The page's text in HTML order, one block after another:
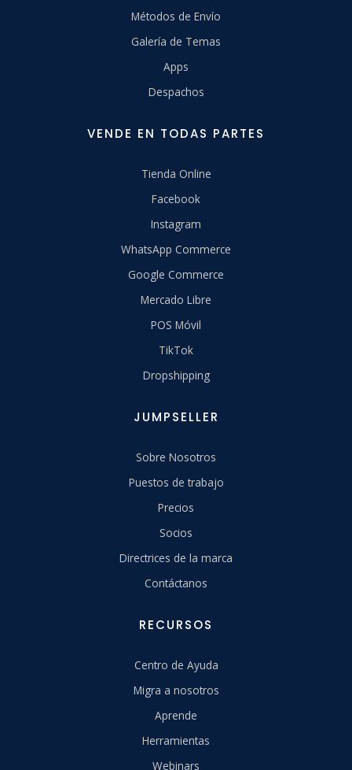
Métodos de Envío
Galería de Temas
Apps
Despachos
VENDE EN TODAS PARTES
Tienda Online
Facebook
Instagram
WhatsApp Commerce
Google Commerce
Mercado Libre
POS Móvil
TikTok
Dropshipping
JUMPSELLER
Sobre Nosotros
Puestos de trabajo
Precios
Socios
Directrices de la marca
Contáctanos
RECURSOS
Centro de Ayuda
Migra a nosotros
Aprende
Herramientas
Webinars